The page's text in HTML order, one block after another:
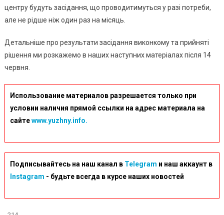
центру будуть засідання, що проводитимуться у разі потреби,
але не рідше ніж один раз на місяць.
Детальніше про результати засідання виконкому та прийняті
рішення ми розкажемо в наших наступних матеріалах після 14
червня.
Использование материалов разрешается только при
условии наличия прямой ссылки на адрес материала на
сайтеwww.yuzhny.info.
Подписывайтесь на наш канал в Telegram и наш аккаунт в
Instagram - будьте всегда в курсе наших новостей